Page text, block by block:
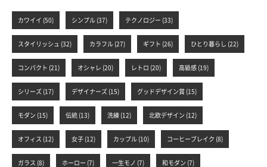
カワイイ (50) シンプル (37) テクノロジー (33)
スタイリッシュ (32) カラフル (27) ギフト (26) ひとり暮らし (22)
コンパクト (21) オシャレ (20) レトロ (20) 高級感 (19)
シリーズ (17) デザイナーズ (15) グッドデザイン賞 (15)
モダン (15) 伝統 (13) 洗練 (12) 北欧デザイン (12)
オフィス (12) 女子 (12) カップル (10) コーヒーブレイク (8)
ガラス (8) ホーロー (7) 一生モノ (7) 和モダン (7)